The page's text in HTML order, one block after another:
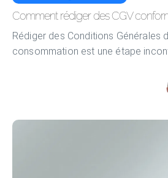
Comment rédiger des CGV
Rédiger des Conditions Générales
consommation est une étape